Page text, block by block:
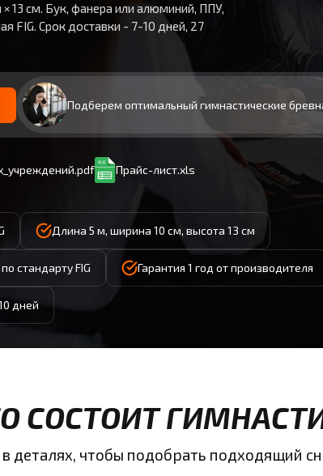
13 см. Бук, фанера или алюминий, ППУ,
FIG. Срок доставки - 7-10 дней, 27
Подберем оптимальный гимнастические
Прайс-лист.xls
Длина 5 м, ширина 10 см, высота 13 см
стандарту FIG Гарантия 1 год от производителя
дней
СОСТОИТ
деталях, чтобы подобрать подходящий